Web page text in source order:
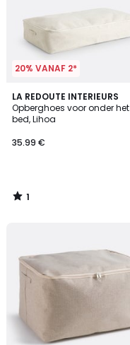
20% VANAF 2*
LA REDOUTE INTERIEURS
Opberghoes voor onder het
bed, Lihoa
35.99 €
1
/
5
1
/